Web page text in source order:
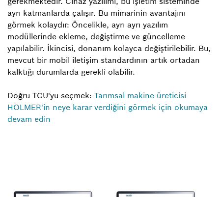
ayrı katmanlarda çalışır. Bu mimarinin avantajını
görmek kolaydır: Öncelikle, ayrı ayrı yazılım
modüllerinde ekleme, değiştirme ve güncelleme
yapılabilir. İkincisi, donanım kolayca değiştirilebilir. Bu,
mevcut bir mobil iletişim standardının artık ortadan
kalktığı durumlarda gerekli olabilir.
Doğru TCU'yu seçmek: Tarımsal makine üreticisi
HOLMER'in neye karar verdiğini görmek için okumaya
devam edin